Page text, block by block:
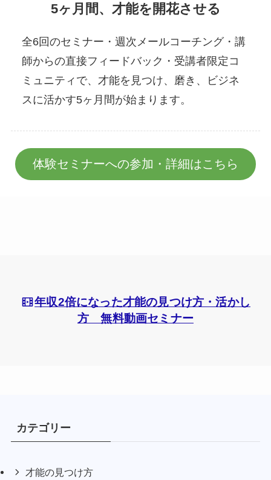
5ヶ月間、才能を開花させる
全6回のセミナー・週次メールコーチング・講
師からの直接フィードバック・受講者限定コ
ミュニティで、才能を見つけ、磨き、ビジネ
スに活かす5ヶ月間が始まります。
体験セミナーへの参加・詳細はこちら
年収2倍になった才能の見つけ方・活かし
方 無料動画セミナー
カテゴリー
才能の見つけ方